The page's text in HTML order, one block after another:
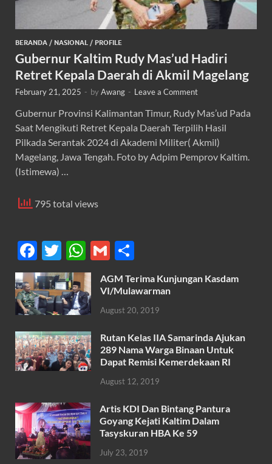
BERANDA / NASIONAL / PROFILE
Gubernur Kaltim Rudy Mas’ud Hadiri
Retret Kepala Daerah di Akmil Magelang
February 21, 2025 - byAwang - Leave a Comment
Gubernur Provinsi Kalimantan Timur, Rudy Mas’ud Pada
Saat Mengikuti Retret Kepala Daerah Terpilih Hasil
Pilkada Serantak 2024 di Akademi Militer( Akmil)
Magelang, Jawa Tengah. Foto by Adpim Pemprov Kaltim.
(Istimewa) …
795 total views
F
ac
e
b
o
o
k
T
w
itt
er
W
h
at
s
A
p
p
G
m
ail
h
ar
e
AGM Terima Kunjungan Kasdam
VI/Mulawarman
August 20, 2019
Rutan Kelas IIA Samarinda Ajukan
289 Nama Warga Binaan Untuk
Dapat Remisi Kemerdekaan RI
August 12, 2019
Artis KDI Dan Bintang Pantura
Goyang Kejati Kaltim Dalam
Tasyskuran HBA Ke 59
July 23, 2019